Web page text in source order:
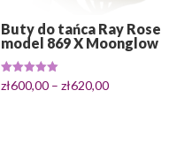
Buty do tańca Ray Rose
model 869 X Moonglow
Oceniono
5.00
zł600,00 – zł620,00Zakres